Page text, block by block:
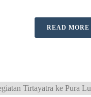
READ MORE